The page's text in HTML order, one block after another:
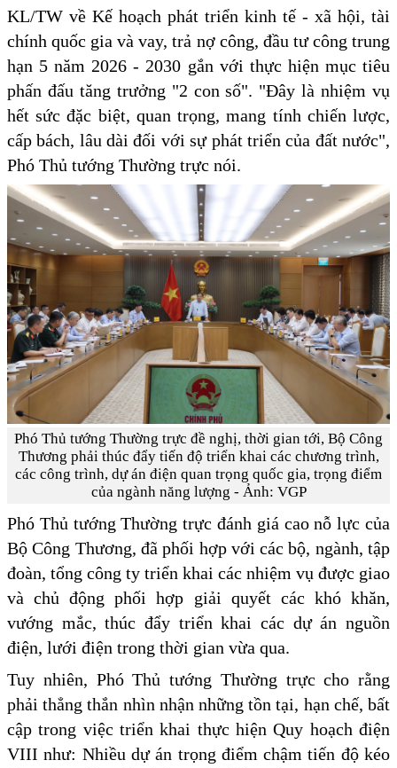
KL/TW về Kế hoạch phát triển kinh tế - xã hội, tài
chính quốc gia và vay, trả nợ công, đầu tư công trung
hạn 5 năm 2026 - 2030 gắn với thực hiện mục tiêu
phấn đấu tăng trưởng "2 con số". "Đây là nhiệm vụ
hết sức đặc biệt, quan trọng, mang tính chiến lược,
cấp bách, lâu dài đối với sự phát triển của đất nước",
Phó Thủ tướng Thường trực nói.
Phó Thủ tướng Thường trực đề nghị, thời gian tới, Bộ Công
Thương phải thúc đẩy tiến độ triển khai các chương trình,
các công trình, dự án điện quan trọng quốc gia, trọng điểm
của ngành năng lượng - Ảnh: VGP
Phó Thủ tướng Thường trực đánh giá cao nỗ lực của
Bộ Công Thương, đã phối hợp với các bộ, ngành, tập
đoàn, tổng công ty triển khai các nhiệm vụ được giao
và chủ động phối hợp giải quyết các khó khăn,
vướng mắc, thúc đẩy triển khai các dự án nguồn
điện, lưới điện trong thời gian vừa qua.
Tuy nhiên, Phó Thủ tướng Thường trực cho rằng
phải thẳng thắn nhìn nhận những tồn tại, hạn chế, bất
cập trong việc triển khai thực hiện Quy hoạch điện
VIII như: Nhiều dự án trọng điểm chậm tiến độ kéo